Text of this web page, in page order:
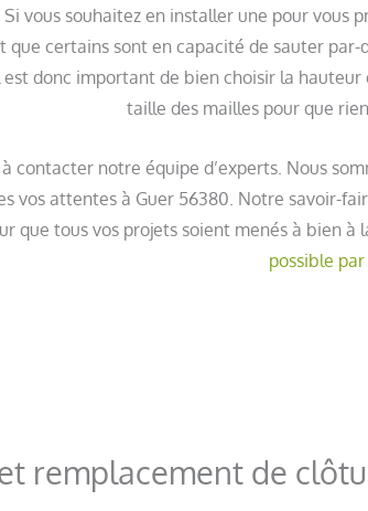
vous souhaitez en installer une pour vous
que certains sont en capacité de sauter par-
est donc important de bien choisir la
taille des mailles pour que
à contacter notre équipe d’experts. Nous
vos attentes à Guer 56380. Notre savoir-
que tous vos projets soient menés à bien à
possible
remplacement de